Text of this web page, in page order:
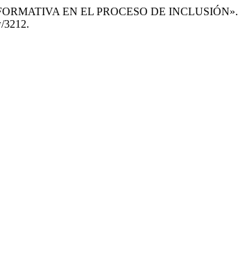
EN EL PROCESO DE INCLUSIÓN».
3212.